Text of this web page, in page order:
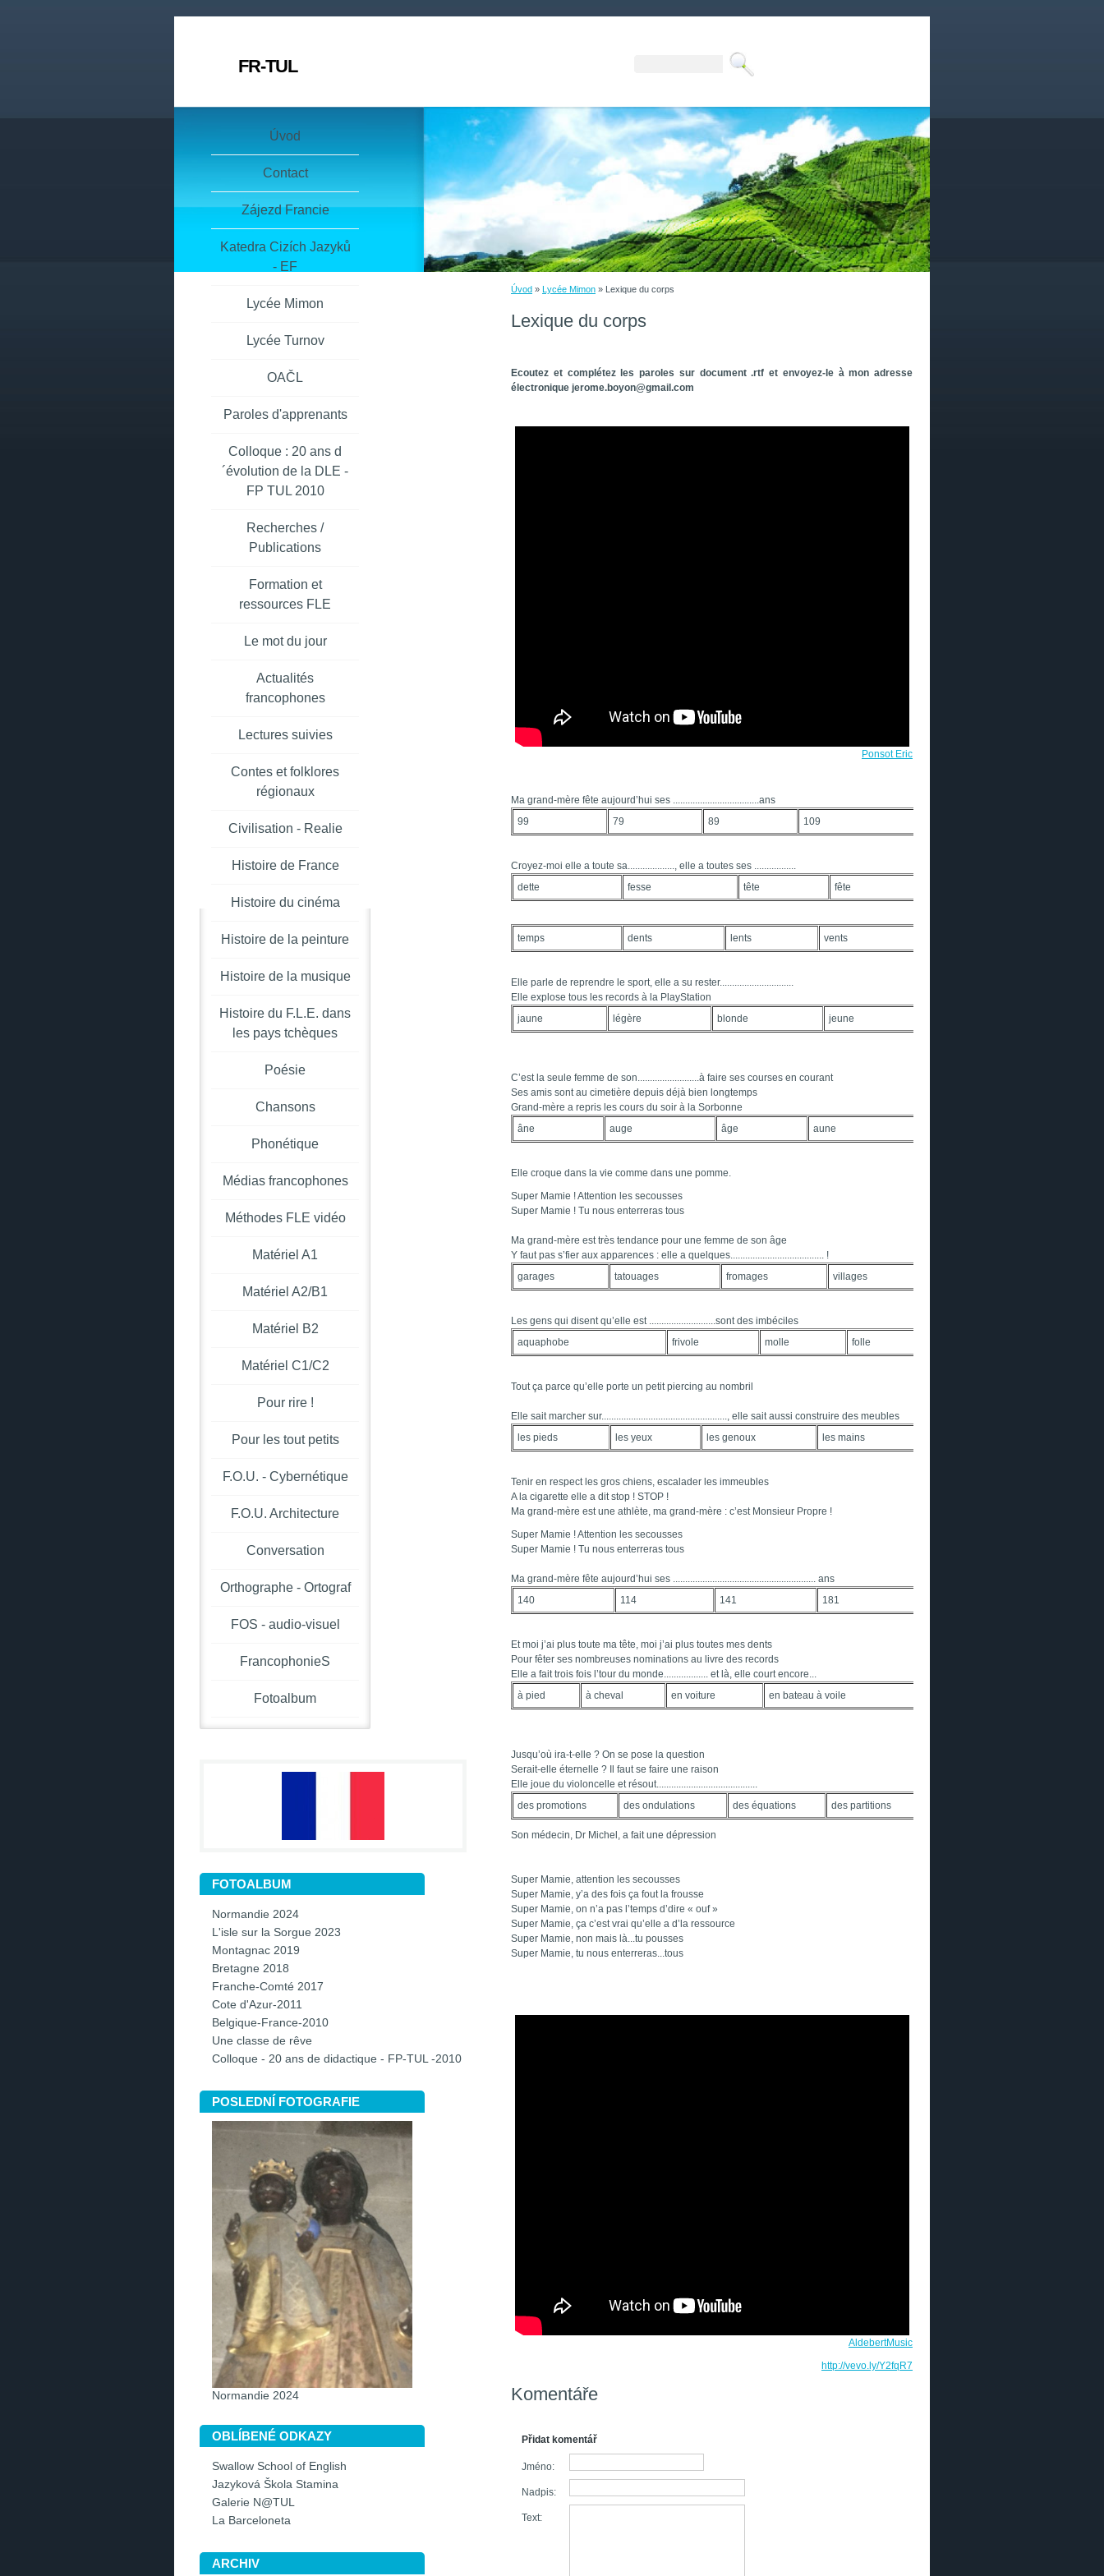
FR-TUL
Úvod » Lycée Mimon » Lexique du corps
Lexique du corps
Ecoutez et complétez les paroles sur document .rtf et envoyez-le à mon adresse
électronique jerome.boyon@gmail.com
Ponsot Eric
Ma grand-mère fête aujourd’hui ses ...................................ans
99
79 89 109
Croyez-moi elle a toute sa..................., elle a toutes ses .................
dette
fesse tête fête
temps dents lents vents
Elle parle de reprendre le sport, elle a su rester..............................
Elle explose tous les records à la PlayStation
jaune
légère blonde jeune
C’est la seule femme de son.........................à faire ses courses en courant
Ses amis sont au cimetière depuis déjà bien longtemps
Grand-mère a repris les cours du soir à la Sorbonne
âne
auge âge aune
Elle croque dans la vie comme dans une pomme.
Super Mamie ! Attention les secousses
Super Mamie ! Tu nous enterreras tous
Ma grand-mère est très tendance pour une femme de son âge
Y faut pas s’fier aux apparences : elle a quelques...................................... !
garages
tatouages fromages villages
Les gens qui disent qu’elle est ...........................sont des imbéciles
aquaphobe
frivole molle folle
Tout ça parce qu’elle porte un petit piercing au nombril
Elle sait marcher sur..................................................., elle sait aussi construire des meubles
les pieds
les yeux les genoux les mains
Tenir en respect les gros chiens, escalader les immeubles
A la cigarette elle a dit stop ! STOP !
Ma grand-mère est une athlète, ma grand-mère : c’est Monsieur Propre !
Super Mamie ! Attention les secousses
Super Mamie ! Tu nous enterreras tous
Ma grand-mère fête aujourd’hui ses .......................................................... ans
140
114 141 181
Et moi j’ai plus toute ma tête, moi j’ai plus toutes mes dents
Pour fêter ses nombreuses nominations au livre des records
Elle a fait trois fois l’tour du monde.................. et là, elle court encore...
à pied
à cheval en voiture en bateau à voile
Jusqu’où ira-t-elle ? On se pose la question
Serait-elle éternelle ? Il faut se faire une raison
Elle joue du violoncelle et résout.........................................
des promotions
des ondulations des équations des partitions
Son médecin, Dr Michel, a fait une dépression
Super Mamie, attention les secousses
Super Mamie, y’a des fois ça fout la frousse
Super Mamie, on n’a pas l’temps d’dire « ouf »
Super Mamie, ça c’est vrai qu’elle a d’la ressource
Super Mamie, non mais là...tu pousses
Super Mamie, tu nous enterreras...tous
AldebertMusic
http://vevo.ly/Y2fqR7
Komentáře
Přidat komentář
Jméno:
Nadpis:
Text:
Úvod
Contact
Zájezd Francie
Katedra Cizích Jazyků
- EF
Lycée Mimon
Lycée Turnov
OAČL
Paroles d'apprenants
Colloque : 20 ans d
´évolution de la DLE -
FP TUL 2010
Recherches /
Publications
Formation et
ressources FLE
Le mot du jour
Actualités
francophones
Lectures suivies
Contes et folklores
régionaux
Civilisation - Realie
Histoire de France
Histoire du cinéma
Histoire de la peinture
Histoire de la musique
Histoire du F.L.E. dans
les pays tchèques
Poésie
Chansons
Phonétique
Médias francophones
Méthodes FLE vidéo
Matériel A1
Matériel A2/B1
Matériel B2
Matériel C1/C2
Pour rire !
Pour les tout petits
F.O.U. - Cybernétique
F.O.U. Architecture
Conversation
Orthographe - Ortograf
FOS - audio-visuel
FrancophonieS
Fotoalbum
FOTOALBUM
Normandie 2024
L'isle sur la Sorgue 2023
Montagnac 2019
Bretagne 2018
Franche-Comté 2017
Cote d'Azur-2011
Belgique-France-2010
Une classe de rêve
Colloque - 20 ans de didactique - FP-TUL -2010
POSLEDNÍ FOTOGRAFIE
Normandie 2024
OBLÍBENÉ ODKAZY
Swallow School of English
Jazyková Škola Stamina
Galerie N@TUL
La Barceloneta
ARCHIV